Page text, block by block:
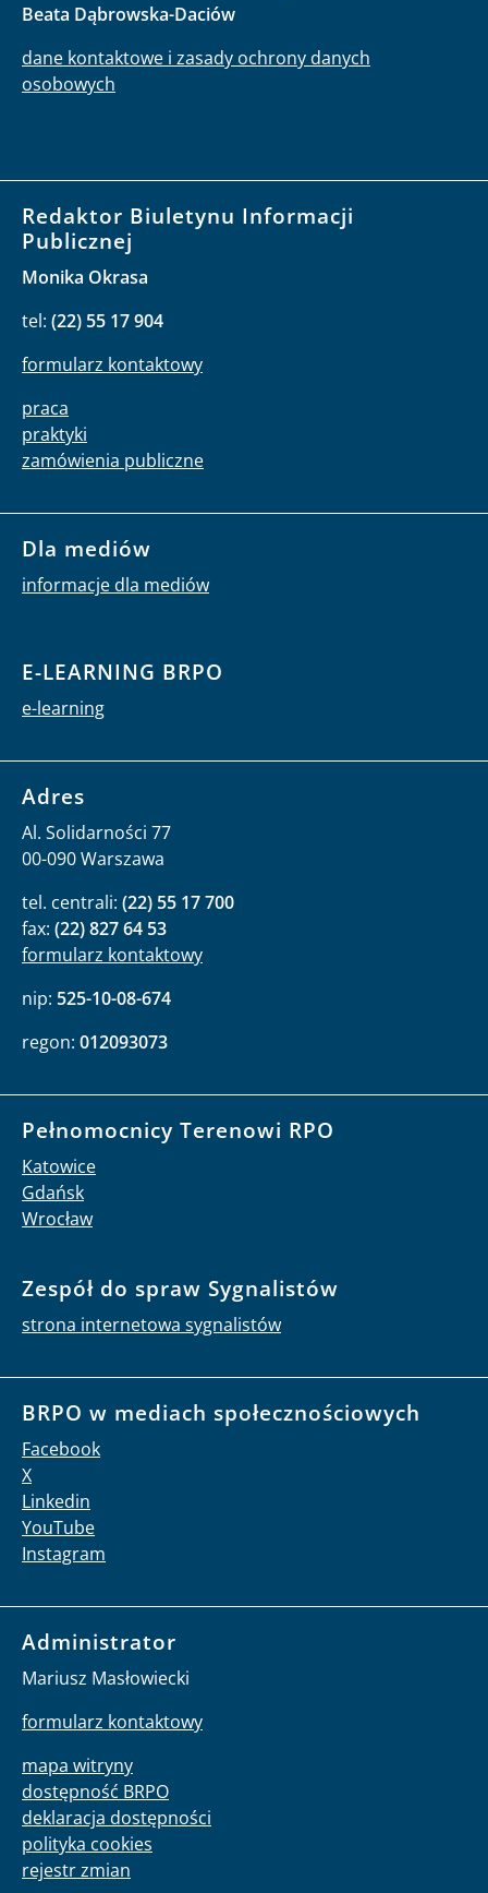
Beata Dąbrowska-Daciów
dane kontaktowe i zasady ochrony danych
osobowych
Redaktor Biuletynu Informacji
Publicznej
Monika Okrasa
tel: (22) 55 17 904
formularz kontaktowy
praca
praktyki
zamówienia publiczne
Dla mediów
informacje dla mediów
E-LEARNING BRPO
e-learning
Adres
Al. Solidarności 77
00-090 Warszawa
tel. centrali: (22) 55 17 700
fax: (22) 827 64 53
formularz kontaktowy
nip: 525-10-08-674
regon: 012093073
Pełnomocnicy Terenowi RPO
Katowice
Gdańsk
Wrocław
Zespół do spraw Sygnalistów
strona internetowa sygnalistów
BRPO w mediach społecznościowych
Facebook
X
Linkedin
YouTube
Instagram
Administrator
Mariusz Masłowiecki
formularz kontaktowy
mapa witryny
dostępność BRPO
deklaracja dostępności
polityka cookies
rejestr zmian